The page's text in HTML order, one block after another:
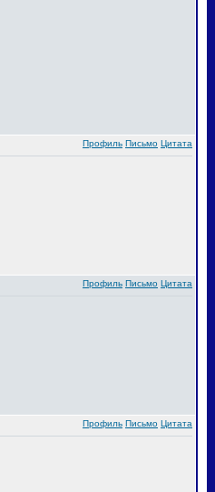
Профиль Письмо Цитата
Профиль Письмо Цитата
Профиль Письмо Цитата